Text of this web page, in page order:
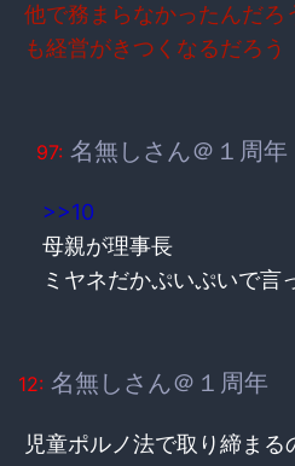
他で務まらなかったんだろ
も経営がきつくなるだろう
97: 名無しさん＠１周年
>>10
母親が理事長
ミヤネだかぷいぷいで言
12: 名無しさん＠１周年
児童ポルノ法で取り締まる